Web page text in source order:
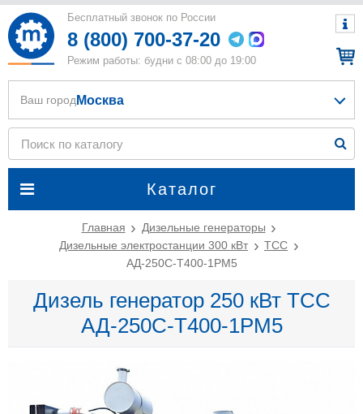
Бесплатный звонок по России
8 (800) 700-37-20
Режим работы: будни с 08:00 до 19:00
Каталог
Ваш город Москва
Главная
Дизельные генераторы
Дизельные электростанции 300 кВт
ТСС
АД-250С-Т400-1РМ5
Дизель генератор 250 кВт ТСС
АД-250С-Т400-1РМ5